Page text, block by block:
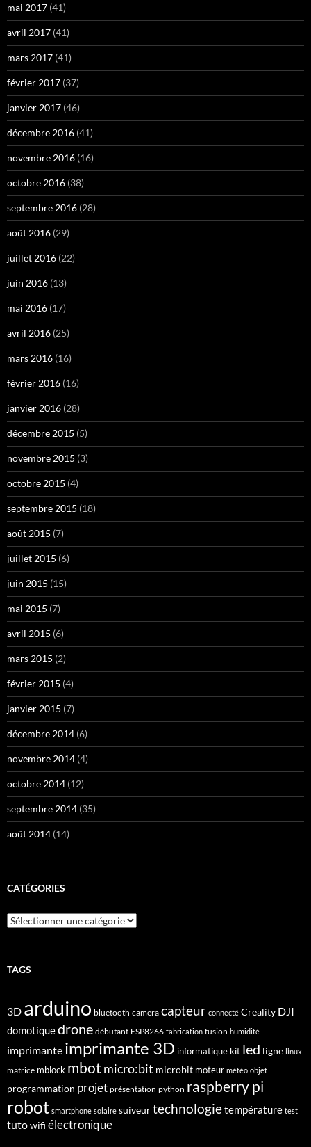
mai 2017 (41)
avril 2017 (41)
mars 2017 (41)
février 2017 (37)
janvier 2017 (46)
décembre 2016 (41)
novembre 2016 (16)
octobre 2016 (38)
septembre 2016 (28)
août 2016 (29)
juillet 2016 (22)
juin 2016 (13)
mai 2016 (17)
avril 2016 (25)
mars 2016 (16)
février 2016 (16)
janvier 2016 (28)
décembre 2015 (5)
novembre 2015 (3)
octobre 2015 (4)
septembre 2015 (18)
août 2015 (7)
juillet 2015 (6)
juin 2015 (15)
mai 2015 (7)
avril 2015 (6)
mars 2015 (2)
février 2015 (4)
janvier 2015 (7)
décembre 2014 (6)
novembre 2014 (4)
octobre 2014 (12)
septembre 2014 (35)
août 2014 (14)
CATÉGORIES
Catégories
TAGS
3D arduino bluetooth camera capteur connecté Creality DJI
domotiquedrone débutant ESP8266 fabrication fusion humidité
imprimante imprimante 3D informatique kit led ligne linux
matrice mblock mbot micro:bit microbit moteur météo objet
programmation projet présentation python raspberry pi
robot smartphone solaire suiveurtechnologietempérature test
tutowifi électronique